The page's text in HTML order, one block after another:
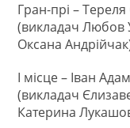
Гран-прі –
(викладач Любов
Оксана
І місце – Іван
(викладач
Катерина